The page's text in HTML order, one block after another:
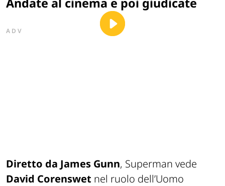
ADV
Diretto da James Gunn, Superman vede
David Corenswet nel ruolo dell’Uomo